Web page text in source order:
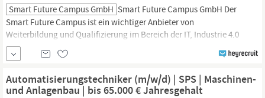
Smart Future Campus GmbH Smart Future Campus GmbH Der
Smart Future Campus ist ein wichtiger Anbieter von
Weiterbildung und Qualifizierung im Bereich der IT, Industrie 4.0
und digitaler Transformation. Unser Fokus liegt vor allem auf
innovativen Technologien wie Automatisierungstechnik und
Robotik, die Unternehmen und Fachkräfte optimal auf die
Anforderungen der modernen Arbeitswelt vorbereiten....
Automatisierungstechniker (m/w/d) | SPS | Maschinen-
und Anlagenbau | bis 65.000 € Jahresgehalt